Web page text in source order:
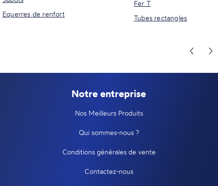
Equerres de renfort
Fer T
Tubes rectangles
Notre entreprise
Nos Meilleurs Produits
Qui sommes-nous ?
Conditions générales de vente
Contactez-nous